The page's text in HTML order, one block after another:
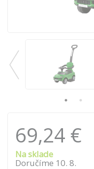
69,24 €
Na sklade
Doručíme 10. 8.